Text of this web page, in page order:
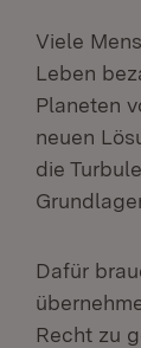
Viele
Leben
Planeten
neuen
die
Dafür
Recht zu